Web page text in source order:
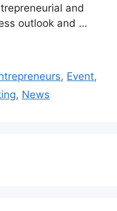
and
outlook and …
, Event,
, News